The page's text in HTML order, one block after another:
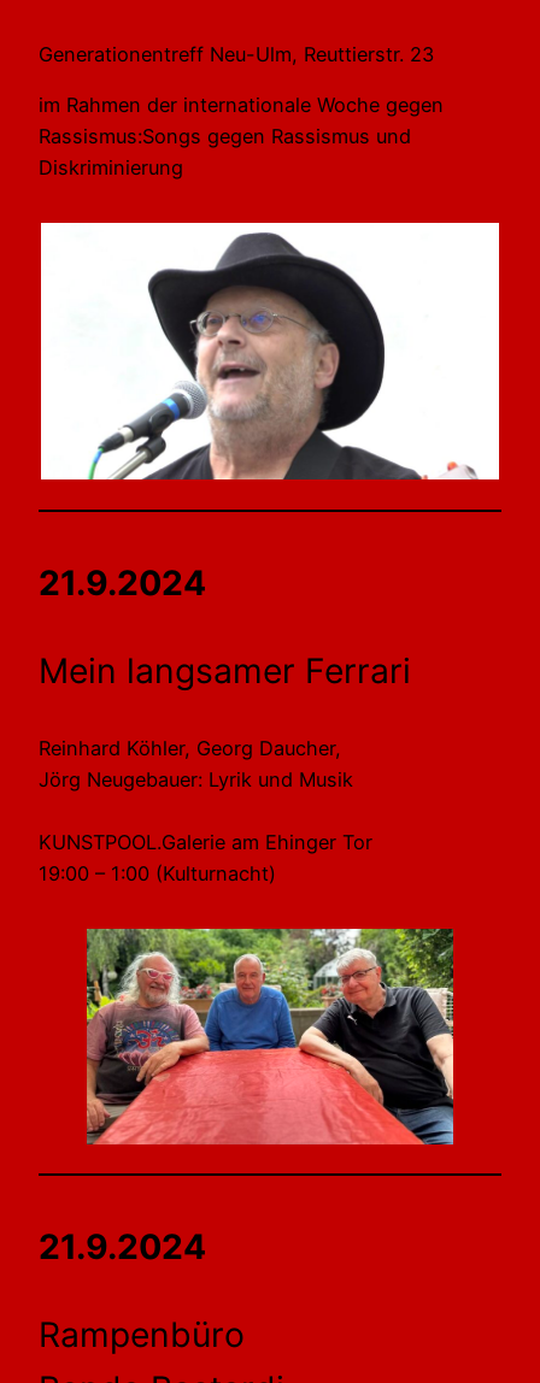
Generationentreff Neu-Ulm, Reuttierstr. 23
im Rahmen der internationale Woche gegen
Rassismus:Songs gegen Rassismus und
Diskriminierung
21.9.2024
Mein langsamer Ferrari
Reinhard Köhler, Georg Daucher,
Jörg Neugebauer: Lyrik und Musik
KUNSTPOOL.Galerie am Ehinger Tor
19:00 – 1:00 (Kulturnacht)
21.9.2024
Rampenbüro